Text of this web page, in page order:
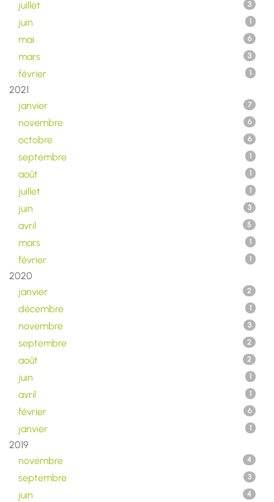
juillet 3
juin 1
mai 6
mars 3
février 1
2021
janvier
7
novembre 6
octobre 6
septembre 1
août 1
juillet 1
juin 3
avril 5
mars 1
février 1
2020
janvier
2
décembre 1
novembre 3
septembre 2
août 2
juin 1
avril 1
février 6
janvier 1
2019
novembre
4
septembre 3
juin 4